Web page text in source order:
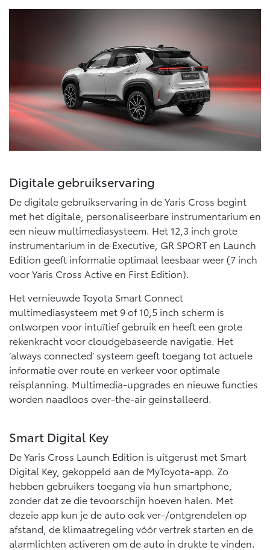
Digitale gebruikservaring
De digitale gebruikservaring in de Yaris Cross begint
met het digitale, personaliseerbare instrumentarium en
een nieuw multimediasysteem. Het 12,3 inch grote
instrumentarium in de Executive, GR SPORT en Launch
Edition geeft informatie optimaal leesbaar weer (7 inch
voor Yaris Cross Active en First Edition).
Het vernieuwde Toyota Smart Connect
multimediasysteem met 9 of 10,5 inch scherm is
ontworpen voor intuïtief gebruik en heeft een grote
rekenkracht voor cloudgebaseerde navigatie. Het
‘always connected’ systeem geeft toegang tot actuele
informatie over route en verkeer voor optimale
reisplanning. Multimedia-upgrades en nieuwe functies
worden naadloos over-the-air geïnstalleerd.
Smart Digital Key
De Yaris Cross Launch Edition is uitgerust met Smart
Digital Key, gekoppeld aan de MyToyota-app. Zo
hebben gebruikers toegang via hun smartphone,
zonder dat ze die tevoorschijn hoeven halen. Met
dezeie app kun je de auto ook ver-/ontgrendelen op
afstand, de klimaatregeling vóór vertrek starten en de
alarmlichten activeren om de auto in drukte te vinden.